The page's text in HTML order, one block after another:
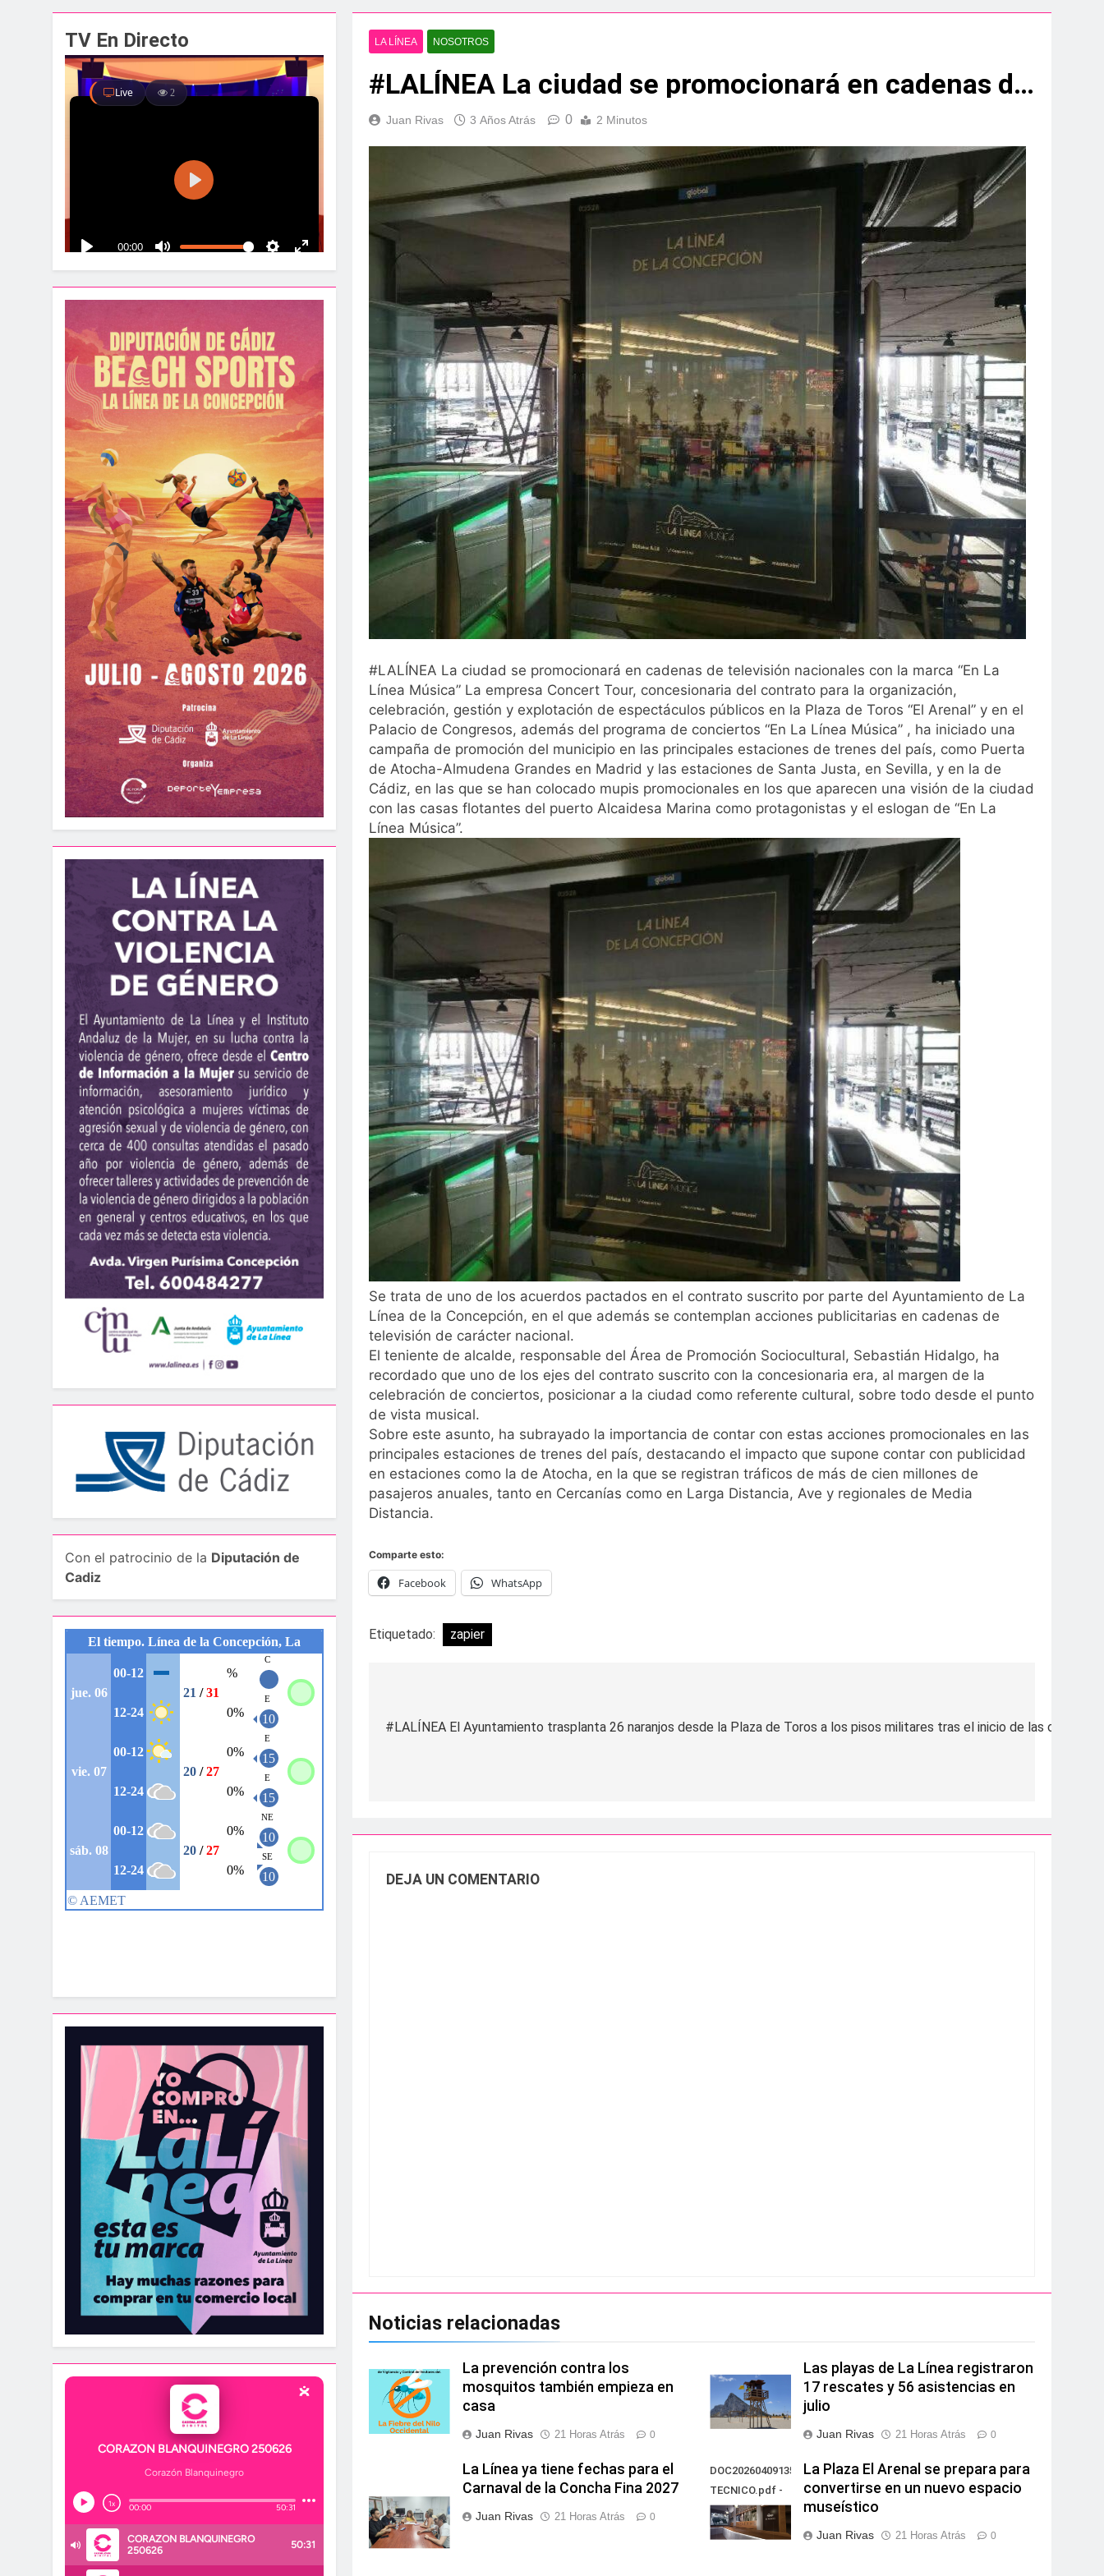
Santa Bárbara acoge el circuito nacional de vóley playa tres estrellas y el Campeonato de España sub-19
1 Semana Atrás
La Línea albergará el Campeonato de Europa de Beach Sprint 2026 con más de 1.200 deportistas de 30 países
Parques y Jardines lleva a cabo trabajos de mejora y mantenimiento en las zonas infantiles del Parque Feria
La Velada y Fiestas 2026 echa el cierre con éxito rotundo
La Mancomunidad y el Banco de Alimentos del Campo de Gibraltar renuevan su convenio de colaboración
1 Semana Atrás
Tráfico especial para despedir la feria. Ojo si vas a Santa Bárbara
2 Semanas Atrás
La feria se despide por todo lo alto: Antonio José, fuegos artificiales y música hasta el amanecer
TV En Directo
Con el patrocinio de la Diputación de
Cadiz
LA LÍNEA NOSOTROS
#LALÍNEA La ciudad se promocionará en cadenas de televisión nacionales con la marca “En La Línea Música”
Juan Rivas 3 Años Atrás 0 2 Minutos
#LALÍNEA La ciudad se promocionará en cadenas de televisión nacionales con la marca “En La
Línea Música” La empresa Concert Tour, concesionaria del contrato para la organización,
celebración, gestión y explotación de espectáculos públicos en la Plaza de Toros “El Arenal” y en el
Palacio de Congresos, además del programa de conciertos “En La Línea Música” , ha iniciado una
campaña de promoción del municipio en las principales estaciones de trenes del país, como Puerta
de Atocha-Almudena Grandes en Madrid y las estaciones de Santa Justa, en Sevilla, y en la de
Cádiz, en las que se han colocado mupis promocionales en los que aparecen una visión de la ciudad
con las casas flotantes del puerto Alcaidesa Marina como protagonistas y el eslogan de “En La
Línea Música”.
Se trata de uno de los acuerdos pactados en el contrato suscrito por parte del Ayuntamiento de La
Línea de la Concepción, en el que además se contemplan acciones publicitarias en cadenas de
televisión de carácter nacional.
El teniente de alcalde, responsable del Área de Promoción Sociocultural, Sebastián Hidalgo, ha
recordado que uno de los ejes del contrato suscrito con la concesionaria era, al margen de la
celebración de conciertos, posicionar a la ciudad como referente cultural, sobre todo desde el punto
de vista musical.
Sobre este asunto, ha subrayado la importancia de contar con estas acciones promocionales en las
principales estaciones de trenes del país, destacando el impacto que supone contar con publicidad
en estaciones como la de Atocha, en la que se registran tráficos de más de cien millones de
pasajeros anuales, tanto en Cercanías como en Larga Distancia, Ave y regionales de Media
Distancia.
Comparte esto:
Facebook WhatsApp
Etiquetado: zapier
de
#LALÍNEA El Ayuntamiento trasplanta 26 naranjos desde la Plaza de Toros a los pisos militares tras el inicio de las obras
DEJA UN COMENTARIO
Noticias relacionadas
La prevención contra los
mosquitos también empieza en
casa
Juan Rivas 21 Horas Atrás 0
Las playas de La Línea registraron
17 rescates y 56 asistencias en
julio
Juan Rivas 21 Horas Atrás 0
La Línea ya tiene fechas para el
Carnaval de la Concha Fina 2027
Juan Rivas 21 Horas Atrás 0
DOC20260409135851PROYECTO
TECNICO.pdf -
60
La Plaza El Arenal se prepara para
convertirse en un nuevo espacio
museístico
Juan Rivas 21 Horas Atrás 0